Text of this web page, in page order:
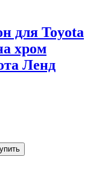
для Toyota
хром
Ленд